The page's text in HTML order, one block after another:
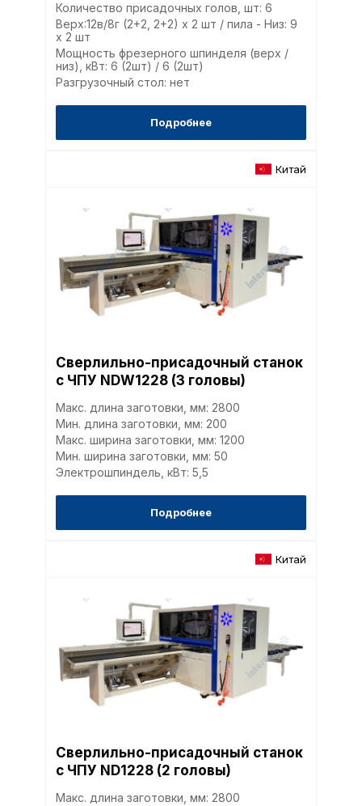
Количество присадочных голов, шт: 6
Верх:12в/8г (2+2, 2+2) х 2 шт / пила - Низ: 9
х 2 шт
Мощность фрезерного шпинделя (верх /
низ), кВт: 6 (2шт) / 6 (2шт)
Разгрузочный стол: нет
Подробнее
Китай
Сверлильно-присадочный станок
с ЧПУ NDW1228 (3 головы)
Макс. длина заготовки, мм: 2800
Мин. длина заготовки, мм: 200
Макс. ширина заготовки, мм: 1200
Мин. ширина заготовки, мм: 50
Электрошпиндель, кВт: 5,5
Подробнее
Китай
Сверлильно-присадочный станок
с ЧПУ ND1228 (2 головы)
Макс. длина заготовки, мм: 2800
Политика в
Настройте параметры
Вы можете настроить